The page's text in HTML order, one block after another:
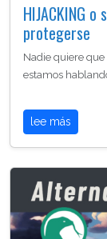
HIJACKING
protegerse
Nadie quiere que
estamos
lee más